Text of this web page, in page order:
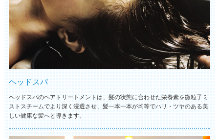
ヘッドスパ
ヘッドスパのヘアトリートメントは、髪の状態に合わせた栄養素を微粒子ミ
ストスチームでより深く浸透させ、髪一本一本が均等でハリ・ツヤのある美
しい健康な髪へと導きます。